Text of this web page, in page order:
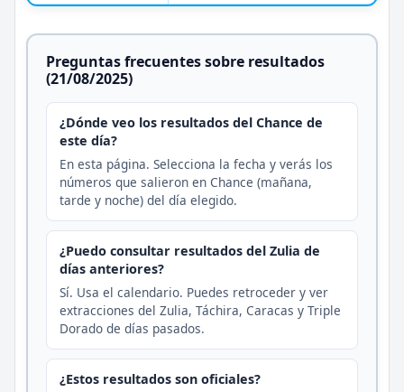
Preguntas frecuentes sobre resultados
(21/08/2025)
¿Dónde veo los resultados del Chance de
este día?
En esta página. Selecciona la fecha y verás los
números que salieron en Chance (mañana,
tarde y noche) del día elegido.
¿Puedo consultar resultados del Zulia de
días anteriores?
Sí. Usa el calendario. Puedes retroceder y ver
extracciones del Zulia, Táchira, Caracas y Triple
Dorado de días pasados.
¿Estos resultados son oficiales?